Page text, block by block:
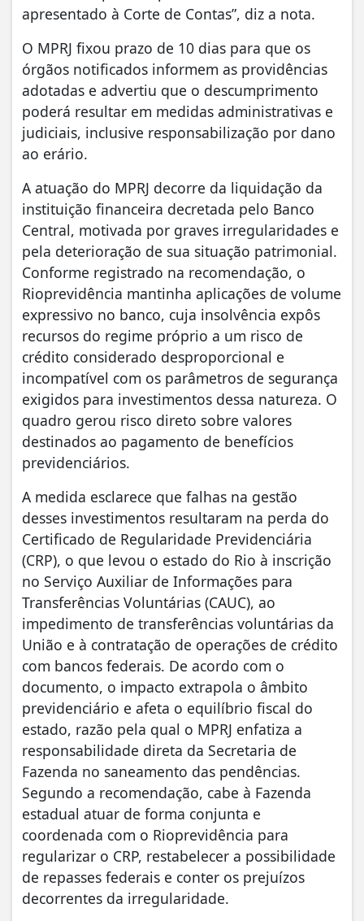
apresentado à Corte de Contas”, diz a nota.
O MPRJ fixou prazo de 10 dias para que os
órgãos notificados informem as providências
adotadas e advertiu que o descumprimento
poderá resultar em medidas administrativas e
judiciais, inclusive responsabilização por dano
ao erário.
A atuação do MPRJ decorre da liquidação da
instituição financeira decretada pelo Banco
Central, motivada por graves irregularidades e
pela deterioração de sua situação patrimonial.
Conforme registrado na recomendação, o
Rioprevidência mantinha aplicações de volume
expressivo no banco, cuja insolvência expôs
recursos do regime próprio a um risco de
crédito considerado desproporcional e
incompatível com os parâmetros de segurança
exigidos para investimentos dessa natureza. O
quadro gerou risco direto sobre valores
destinados ao pagamento de benefícios
previdenciários.
A medida esclarece que falhas na gestão
desses investimentos resultaram na perda do
Certificado de Regularidade Previdenciária
(CRP), o que levou o estado do Rio à inscrição
no Serviço Auxiliar de Informações para
Transferências Voluntárias (CAUC), ao
impedimento de transferências voluntárias da
União e à contratação de operações de crédito
com bancos federais. De acordo com o
documento, o impacto extrapola o âmbito
previdenciário e afeta o equilíbrio fiscal do
estado, razão pela qual o MPRJ enfatiza a
responsabilidade direta da Secretaria de
Fazenda no saneamento das pendências.
Segundo a recomendação, cabe à Fazenda
estadual atuar de forma conjunta e
coordenada com o Rioprevidência para
regularizar o CRP, restabelecer a possibilidade
de repasses federais e conter os prejuízos
decorrentes da irregularidade.